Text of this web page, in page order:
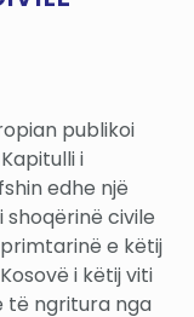
publikoi
i
edhe një
civile
e këtij
i këtij viti
të ngritura nga